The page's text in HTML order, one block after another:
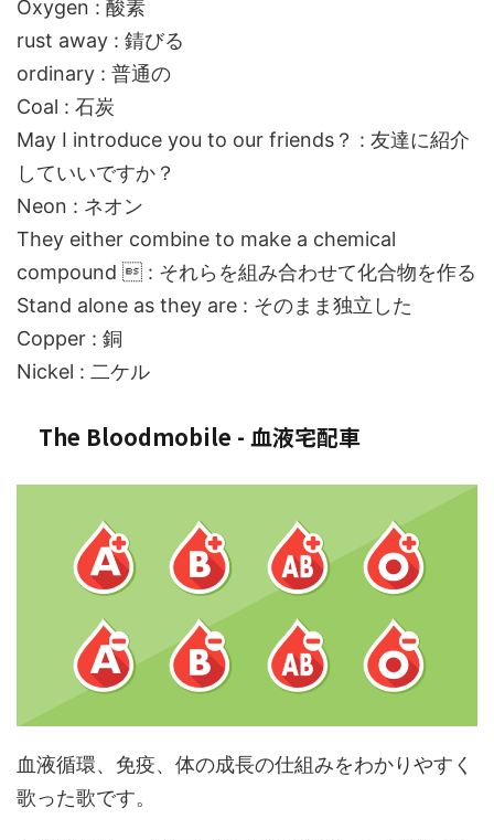
Oxygen : 酸素
rust away : 錆びる
ordinary : 普通の
Coal : 石炭
May I introduce you to our friends？ : 友達に紹介
していいですか？
Neon : ネオン
They either combine to make a chemical
compound  : それらを組み合わせて化合物を作る
Stand alone as they are : そのまま独立した
Copper : 銅
Nickel : 二ケル
The Bloodmobile - 血液宅配車
血液循環、免疫、体の成長の仕組みをわかりやすく
歌った歌です。